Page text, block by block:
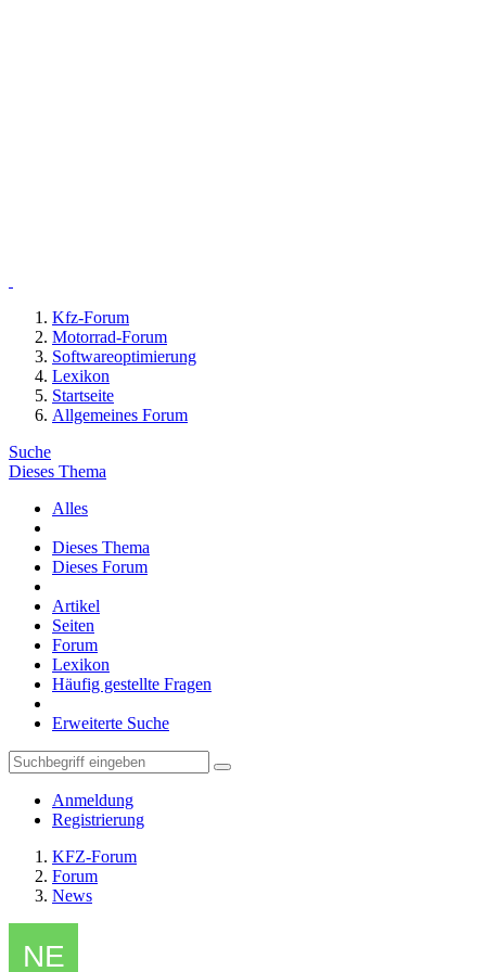
Kfz-Forum
Motorrad-Forum
Softwareoptimierung
Lexikon
Startseite
Allgemeines Forum
Suche
Dieses Thema
Alles
Dieses Thema
Dieses Forum
Artikel
Seiten
Forum
Lexikon
Häufig gestellte Fragen
Erweiterte Suche
Anmeldung
Registrierung
KFZ-Forum
Forum
News